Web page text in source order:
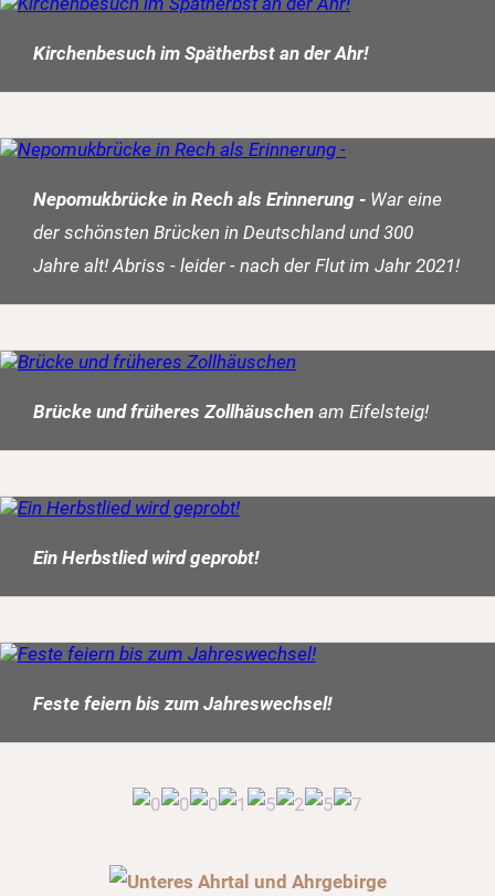
Kirchenbesuch im Spätherbst an der Ahr!
Nepomukbrücke in Rech als Erinnerung - War eine
der schönsten Brücken in Deutschland und 300
Jahre alt! Abriss - leider - nach der Flut im Jahr 2021!
Brücke und früheres Zollhäuschen am Eifelsteig!
Ein Herbstlied wird geprobt!
Feste feiern bis zum Jahreswechsel!